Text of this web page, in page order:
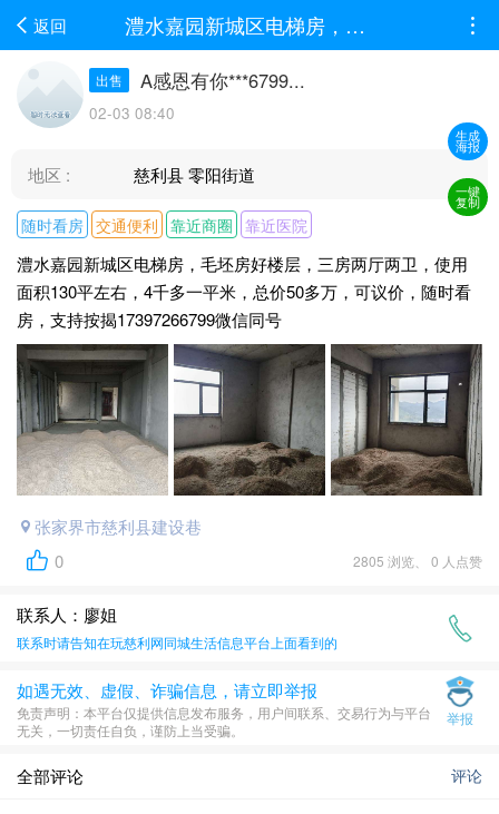
生成
海报
一键
复制
返回 澧水嘉园新城区电梯房，毛坯房好楼层，三房两厅两卫，使用面积130平左右，4千多一平米...
出售 A感恩有你***6799...
02-03 08:40
地区 : 慈利县 零阳街道
随时看房 交通便利 靠近商圈 靠近医院
澧水嘉园新城区电梯房，毛坯房好楼层，三房两厅两卫，使用
面积130平左右，4千多一平米，总价50多万，可议价，随时看
房，支持按揭17397266799微信同号
张家界市慈利县建设巷
0
2805 浏览、 0 人点赞
联系人：廖姐
联系时请告知在玩慈利网同城生活信息平台 上面看到的
如遇无效、虚假、诈骗信息，请立即举报
​免责声明​​：本平台仅提供信息发布服务，用户间联系、交易行为与平台
无关，一切责任自负，谨防上当受骗。
举报
全部评论 评论